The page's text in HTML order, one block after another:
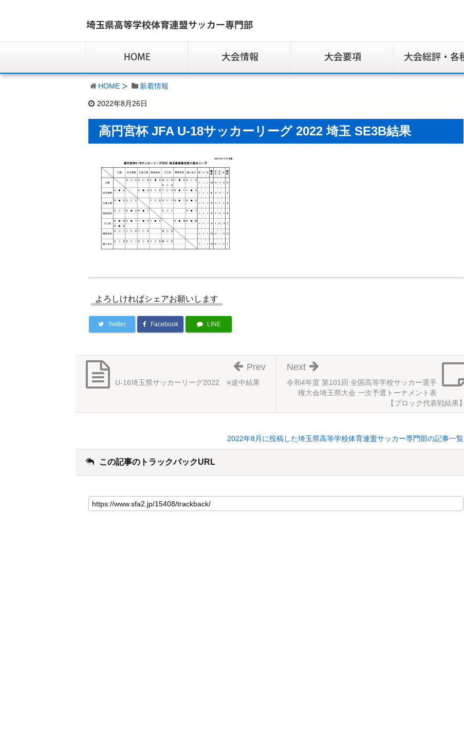
HOME 新着情報
2022年8月26日
高円宮杯 JFA U-18サッカーリーグ 2022 埼玉 SE3B結果
よろしければシェアお願いします
Twitter Facebook LINE
令和4年度 第101回 全国高等学校サッカー選手
権大会埼玉県大会 一次予選トーナメント表
【ブロック代表戦結果】
Next
U-16埼玉県サッカーリーグ2022 ※途中結果
Prev
2022年8月に投稿した埼玉県高等学校体育連盟サッカー専門部の記事一覧
この記事のトラックバックURL